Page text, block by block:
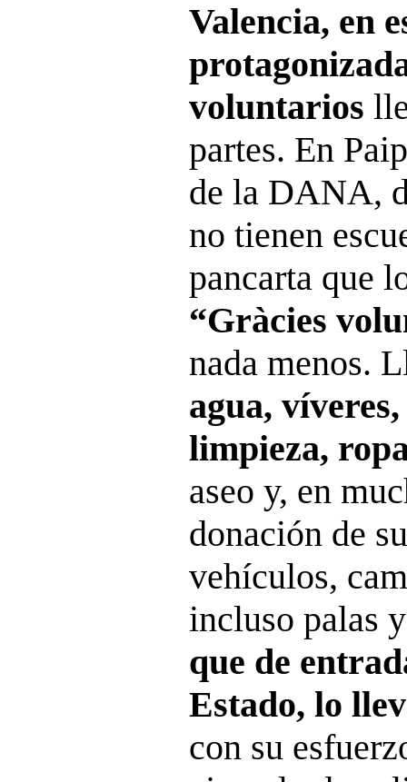
Valencia, en
voluntarios
partes. En
de la DANA,
no tienen
pancarta que
“Gràcies
nada menos.
agua,
limpieza,
aseo y, en
donación de
vehículos,
incluso palas
que de
Estado, lo
con su